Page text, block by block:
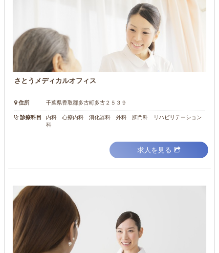
さとうメディカルオフィス
住所 千葉県香取郡多古町多古２５３９
診療科目
内科 心療内科 消化器科 外科 肛門科 リハビリテーション
科
求人を見る